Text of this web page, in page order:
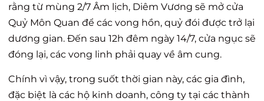
rằng từ mùng 2/7 Âm lịch, Diêm Vương sẽ mở cửa
Quỷ Môn Quan để các vong hồn, quỷ đói được trở lại
dương gian. Đến sau 12h đêm ngày 14/7, cửa ngục sẽ
đóng lại, các vong linh phải quay về âm cung.
Chính vì vậy, trong suốt thời gian này, các gia đình,
đặc biệt là các hộ kinh doanh, công ty tại các thành